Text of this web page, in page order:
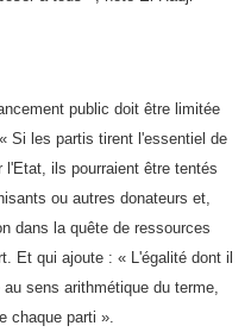
public doit être limitée
Si les partis tirent l'essentiel de
l'Etat, ils pourraient être tentés
ou autres donateurs et,
dans la quête de ressources
Et qui ajoute : « L'égalité dont il
sens arithmétique du terme,
chaque parti ».